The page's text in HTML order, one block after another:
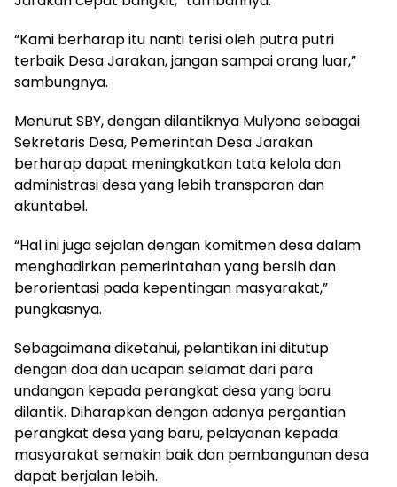
“Kami berharap itu nanti terisi oleh putra putri
terbaik Desa Jarakan, jangan sampai orang luar,”
sambungnya.
Menurut SBY, dengan dilantiknya Mulyono sebagai
Sekretaris Desa, Pemerintah Desa Jarakan
berharap dapat meningkatkan tata kelola dan
administrasi desa yang lebih transparan dan
akuntabel.
“Hal ini juga sejalan dengan komitmen desa dalam
menghadirkan pemerintahan yang bersih dan
berorientasi pada kepentingan masyarakat,”
pungkasnya.
Sebagaimana diketahui, pelantikan ini ditutup
dengan doa dan ucapan selamat dari para
undangan kepada perangkat desa yang baru
dilantik. Diharapkan dengan adanya pergantian
perangkat desa yang baru, pelayanan kepada
masyarakat semakin baik dan pembangunan desa
dapat berjalan lebih.